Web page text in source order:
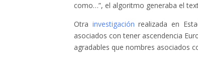
como…”, el algoritmo generaba el
Otra investigación realizada en
asociados con tener ascendencia
agradables que nombres asociados